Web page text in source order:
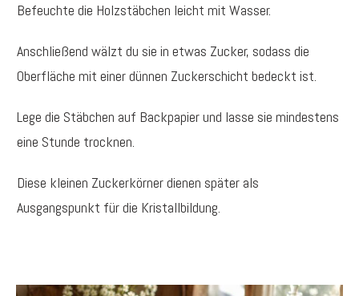
Befeuchte die Holzstäbchen leicht mit Wasser.
Anschließend wälzt du sie in etwas Zucker, sodass die
Oberfläche mit einer dünnen Zuckerschicht bedeckt ist.
Lege die Stäbchen auf Backpapier und lasse sie mindestens
eine Stunde trocknen.
Diese kleinen Zuckerkörner dienen später als
Ausgangspunkt für die Kristallbildung.